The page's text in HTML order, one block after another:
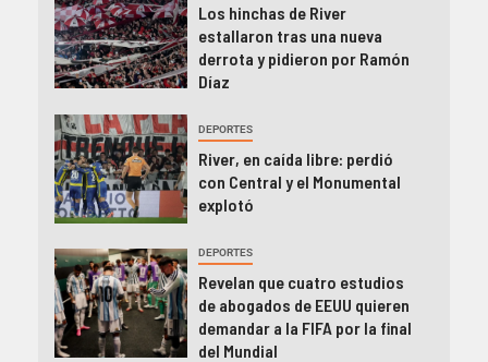
Los hinchas de River
estallaron tras una nueva
derrota y pidieron por Ramón
Díaz
DEPORTES
River, en caída libre: perdió
con Central y el Monumental
explotó
DEPORTES
Revelan que cuatro estudios
de abogados de EEUU quieren
demandar a la FIFA por la final
del Mundial